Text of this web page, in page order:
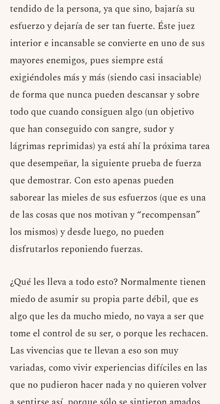
tendido de la persona, ya que sino, bajaría su
esfuerzo y dejaría de ser tan fuerte. Éste juez
interior e incansable se convierte en uno de sus
mayores enemigos, pues siempre está
exigiéndoles más y más (siendo casi insaciable)
de forma que nunca pueden descansar y sobre
todo que cuando consiguen algo (un objetivo
que han conseguido con sangre, sudor y
lágrimas reprimidas) ya está ahí la próxima tarea
que desempeñar, la siguiente prueba de fuerza
que demostrar. Con esto apenas pueden
saborear las mieles de sus esfuerzos (que es una
de las cosas que nos motivan y “recompensan”
los mismos) y desde luego, no pueden
disfrutarlos reponiendo fuerzas.
¿Qué les lleva a todo esto? Normalmente tienen
miedo de asumir su propia parte débil, que es
algo que les da mucho miedo, no vaya a ser que
tome el control de su ser, o porque les rechacen.
Las vivencias que te llevan a eso son muy
variadas, como vivir experiencias difíciles en las
que no pudieron hacer nada y no quieren volver